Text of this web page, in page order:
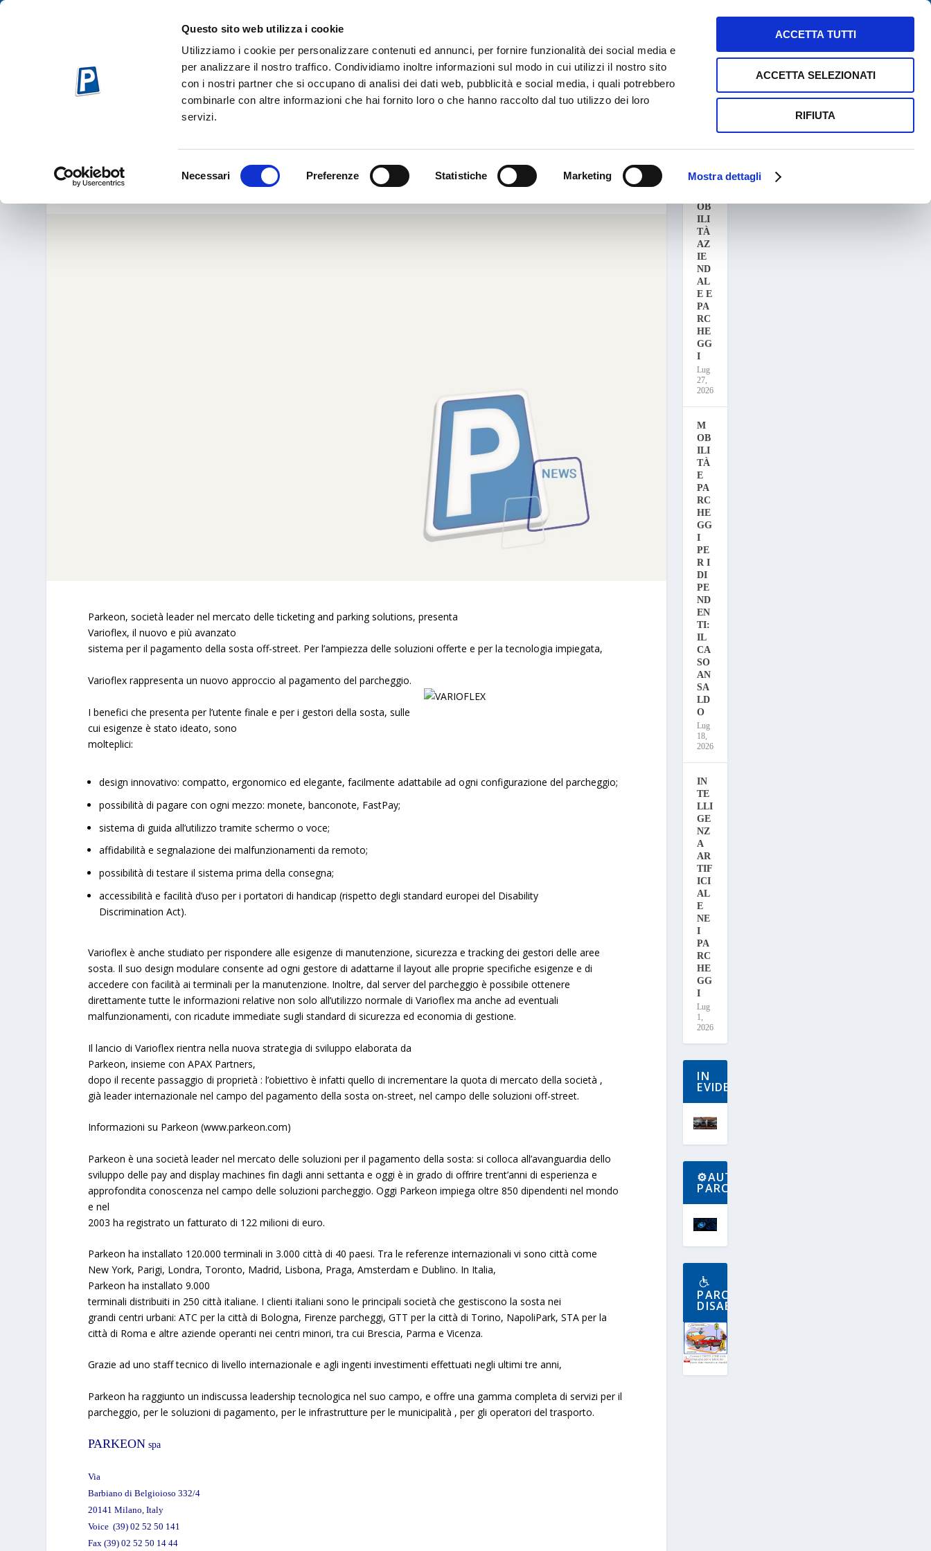
Questo sito web utilizza i cookie
Utilizziamo i cookie per personalizzare contenuti ed annunci, per fornire funzionalità dei social media e
per analizzare il nostro traffico. Condividiamo inoltre informazioni sul modo in cui utilizzi il nostro sito
con i nostri partner che si occupano di analisi dei dati web, pubblicità e social media, i quali potrebbero
combinarle con altre informazioni che hai fornito loro o che hanno raccolto dal tuo utilizzo dei loro
servizi.
Necessari Preferenze Statistiche Marketing Mostra dettagli
ACCETTA TUTTI
ACCETTA SELEZIONATI
RIFIUTA
MAPPE PARCHEGGI CONTATTI
Feb 3, 2004 Dalle Aziende|
Parkeon, società leader nel mercato delle ticketing and parking solutions, presenta
Varioflex, il nuovo e più avanzato
sistema per il pagamento della sosta off-street. Per l’ampiezza delle soluzioni offerte e per la tecnologia impiegata,
Varioflex rappresenta un nuovo approccio al pagamento del parcheggio.
I benefici che presenta per l’utente finale e per i gestori della sosta, sulle
cui esigenze è stato ideato, sono
molteplici:
design innovativo: compatto, ergonomico ed elegante, facilmente adattabile ad ogni configurazione del parcheggio;
possibilità di pagare con ogni mezzo: monete, banconote, FastPay;
sistema di guida all’utilizzo tramite schermo o voce;
affidabilità e segnalazione dei malfunzionamenti da remoto;
possibilità di testare il sistema prima della consegna;
accessibilità e facilità d’uso per i portatori di handicap (rispetto degli standard europei del Disability
Discrimination Act).
Varioflex è anche studiato per rispondere alle esigenze di manutenzione, sicurezza e tracking dei gestori delle aree
sosta. Il suo design modulare consente ad ogni gestore di adattarne il layout alle proprie specifiche esigenze e di
accedere con facilità ai terminali per la manutenzione. Inoltre, dal server del parcheggio è possibile ottenere
direttamente tutte le informazioni relative non solo all’utilizzo normale di Varioflex ma anche ad eventuali
malfunzionamenti, con ricadute immediate sugli standard di sicurezza ed economia di gestione.
Il lancio diVarioflex rientra nella nuova strategia di sviluppo elaborata da
Parkeon, insieme con APAX Partners,
dopo il recente passaggio di proprietà : l’obiettivo è infatti quello di incrementare la quota di mercato della società ,
già leader internazionale nel campo del pagamento della sosta on-street, nel campo delle soluzioni off-street.
Informazioni su Parkeon (www.parkeon.com)
Parkeon è una società leader nel mercato delle soluzioni per il pagamento della sosta: si colloca all’avanguardia dello
sviluppo delle pay and display machines fin dagli anni settanta e oggi è in grado di offrire trent’anni di esperienza e
approfondita conoscenza nel campo delle soluzioni parcheggio. Oggi Parkeon impiega oltre 850 dipendenti nel mondo
e nel
2003 ha registrato un fatturato di 122 milioni di euro.
Parkeon ha installato 120.000 terminali in 3.000 città di 40 paesi. Tra le referenze internazionali vi sono città come
New York, Parigi, Londra, Toronto, Madrid, Lisbona, Praga, Amsterdam e Dublino. In Italia,
Parkeon ha installato 9.000
terminali distribuiti in 250 città italiane. I clienti italiani sono le principali società che gestiscono la sosta nei
grandi centri urbani: ATC per la città di Bologna, Firenze parcheggi, GTT per la città di Torino, NapoliPark, STA per la
città di Roma e altre aziende operanti nei centri minori, tra cui Brescia, Parma e Vicenza.
Grazie ad uno staff tecnico di livello internazionale e agli ingenti investimenti effettuati negli ultimi tre anni,
Parkeon ha raggiunto un indiscussa leadership tecnologica nel suo campo, e offre una gamma completa di servizi per il
parcheggio, per le soluzioni di pagamento, per le infrastrutture per le municipalità , per gli operatori del trasporto.
PARKEON spa
Via
Barbiano di Belgioioso 332/4
20141 Milano, Italy
Voice (39) 02 52 50 141
Fax (39) 02 52 50 14 44
ULTIME
OB
ILI
TÀ
AZ
IE
ND
AL
E E
PA
RC
HE
GG
I
Lug
27,
2026
M
OB
ILI
TÀ
E
PA
RC
HE
GG
I
PE
R I
DI
PE
ND
EN
TI:
IL
CA
SO
AN
SA
LD
O
Lug
18,
2026
IN
TE
LLI
GE
NZ
A
AR
TIF
ICI
AL
E
NE
I
PA
RC
HE
GG
I
Lug
1,
2026
IN
EVIDENZA
⚙️AUTOMAZIONE
PARCHEGGI
PARCHEGGIO
DISABILI